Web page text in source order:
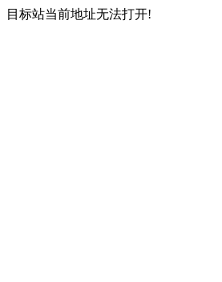
目标站当前地址无法打开!